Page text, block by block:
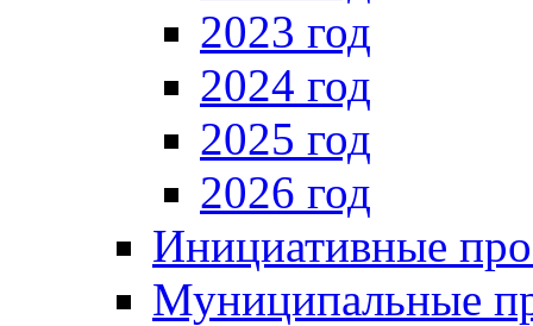
2023 год
2024 год
2025 год
2026 год
Инициативные
Муниципальные